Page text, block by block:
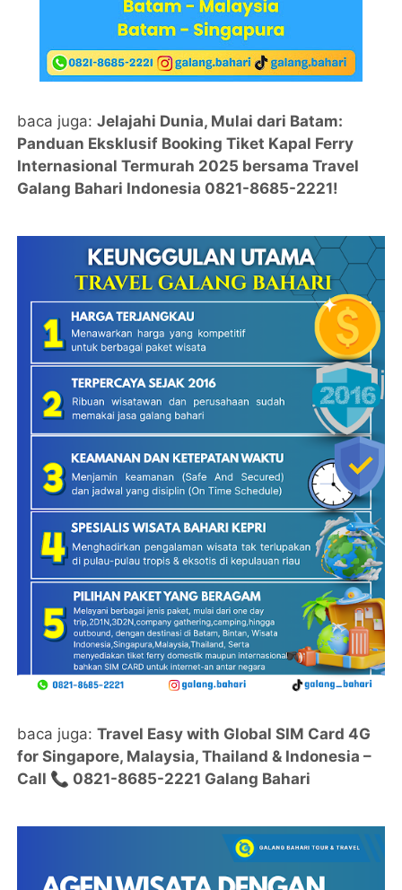
baca juga:Jelajahi Dunia, Mulai dari Batam:
Panduan Eksklusif Booking Tiket Kapal Ferry
Internasional Termurah 2025 bersama Travel
Galang Bahari Indonesia 0821-8685-2221!
baca juga:Travel Easy with Global SIM Card 4G
for Singapore, Malaysia, Thailand & Indonesia –
Call 📞 0821-8685-2221 Galang Bahari